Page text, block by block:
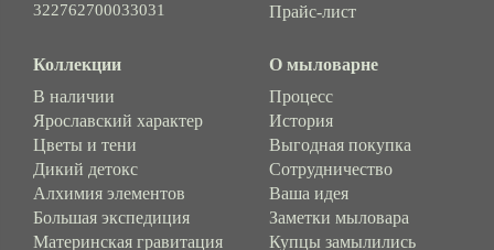
322762700033031
Прайс-лист
Коллекции
В наличии
Ярославский характер
Цветы и тени
Дикий детокс
Алхимия элементов
Большая экспедиция
Материнская гравитация
О мыловарне
Процесс
История
Выгодная покупка
Сотрудничество
Ваша идея
Заметки мыловара
Купцы замылились